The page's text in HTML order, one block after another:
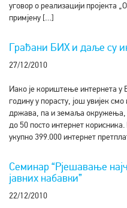
уговор о реализацији пројекта
примјену […]
Грађани БИХ и даље су
27/12/2010
Иако је кориштење интернета у
годину у порасту, још увијек
држава, па и земаља окружења,
до 50 посто интернет
укупно 399.000 интернет
Семинар “Рјешавање
јавних набавки”
22/12/2010